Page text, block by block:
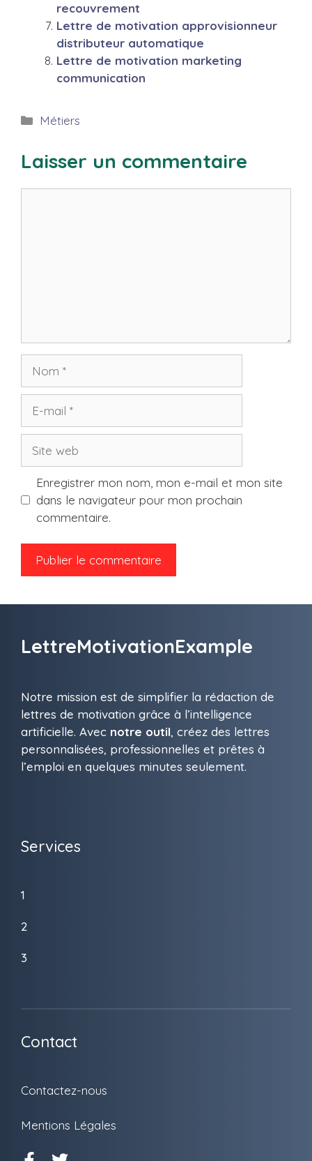
recouvrement
Lettre de motivation approvisionneur
distributeur automatique
Lettre de motivation marketing
communication
Catégories
Métiers
Laisser un commentaire
mail
web
Enregistrer mon nom, mon e-mail et mon site
dans le navigateur pour mon prochain
commentaire.
LettreMotivationExample
Notre mission est de simplifier la rédaction de
lettres de motivation grâce à l’intelligence
artificielle. Avec notre outil, créez des lettres
personnalisées, professionnelles et prêtes à
l’emploi en quelques minutes seulement.
Services
1
2
3
Contact
Contactez-nous
Mentions Légales